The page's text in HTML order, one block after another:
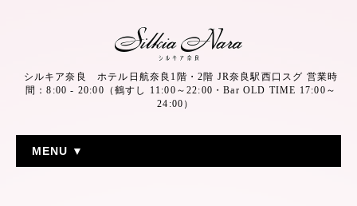
シルキア奈良 ホテル日航奈良1階・2階 JR奈良駅西口スグ 営業時
間：8:00 - 20:00（鶴すし 11:00～22:00・Bar OLD TIME 17:00～
24:00）
MENU ▼